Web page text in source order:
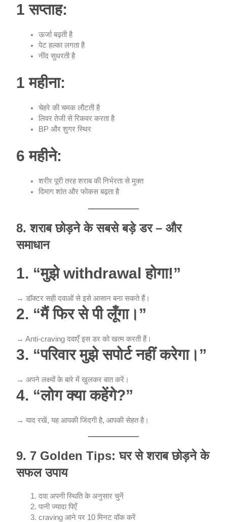
1 सप्ताह:
ऊर्जा बढ़ती है
पेट हल्का लगता है
नींद सुधरती है
1 महीना:
चेहरे की चमक लौटती है
लिवर तेजी से रिकवर करता है
BP और शुगर स्थिर
6 महीने:
शरीर पूरी तरह शराब की निर्भरता से मुक्त
दिमाग शांत और फोकस बढ़ता है
8. शराब छोड़ने के सबसे बड़े डर – और
समाधान
1. “मुझे withdrawal होगा!”
→ डॉक्टर सही दवाओं से इसे आसान बना सकते हैं।
2. “मैं फिर से पी लूँगा।”
→ Anti-craving दवाएँ इस डर को खत्म करती हैं।
3. “परिवार मुझे सपोर्ट नहीं करेगा।”
→ अपने लक्ष्यों के बारे में खुलकर बात करें।
4. “लोग क्या कहेंगे?”
→ याद रखें, यह आपकी जिंदगी है, आपकी सेहत है।
9. 7 Golden Tips: घर से शराब छोड़ने के
सफल उपाय
दवा अपनी स्थिति के अनुसार चुनें
पानी ज्यादा पिएँ
craving आने पर 10 मिनट वॉक करें